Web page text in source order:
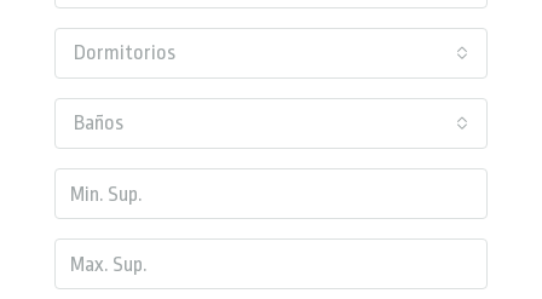
Dormitorios
Baños